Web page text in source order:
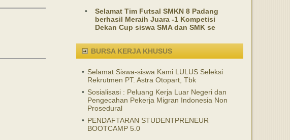
•
Selamat Tim Futsal SMKN 8 Padang
berhasil Meraih Juara -1 Kompetisi
Dekan Cup siswa SMA dan SMK se
BURSA KERJA KHUSUS
• Selamat Siswa-siswa Kami LULUS Seleksi
Rekrutmen PT. Astra Otopart, Tbk
• Sosialisasi : Peluang Kerja Luar Negeri dan
Pengecahan Pekerja Migran Indonesia Non
Prosedural
• PENDAFTARAN STUDENTPRENEUR
BOOTCAMP 5.0